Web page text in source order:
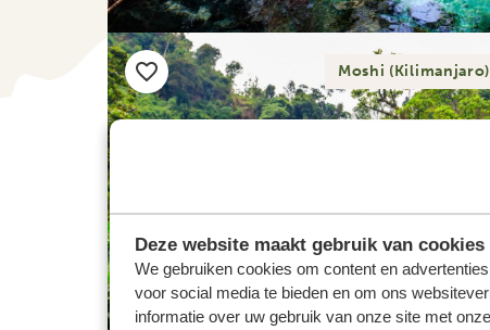
Deze website maakt gebruik van cookies
We gebruiken cookies om content en
voor social media te bieden en om ons
informatie over uw gebruik van onze site met
Moshi (Kilimanjaro)